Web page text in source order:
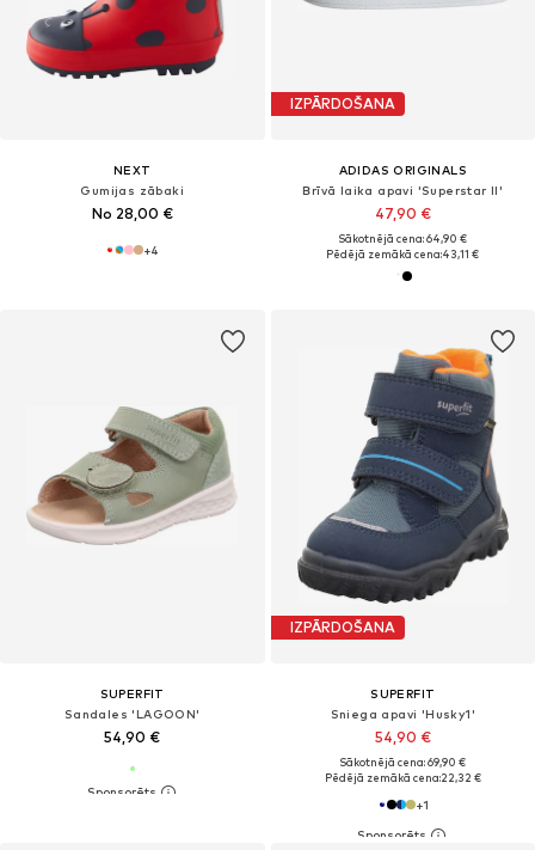
NEXT
Gumijas zābaki
No 28,00 €
+4
IZPĀRDOŠANA
ADIDAS ORIGINALS
Brīvā laika apavi 'Superstar II'
47,90 €
Sākotnējā cena: 64,90 €
Pēdējā zemākā cena:43,11 €
SUPERFIT
Sandales 'LAGOON'
54,90 €
IZPĀRDOŠANA
SUPERFIT
Sniega apavi 'Husky1'
54,90 €
Sākotnējā cena: 69,90 €
Pēdējā zemākā cena:22,32 €
+1